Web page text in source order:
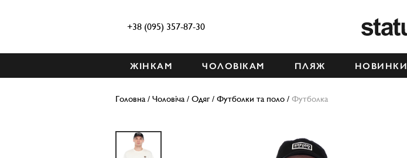
+38 (095) 357-87-30
ЖІНКАМ ЧОЛОВІКАМ ПЛЯЖ НОВИНКИ
Головна / Чоловіча / Одяг/ Футболки та поло / Футболка